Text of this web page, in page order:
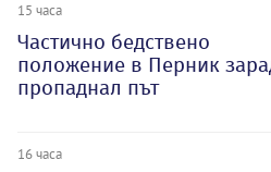
15 часа
Частично бедствено
положение в Перник
пропаднал път
16 часа